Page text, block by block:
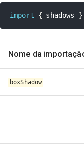
import { shadows }
Nome da
boxShadow